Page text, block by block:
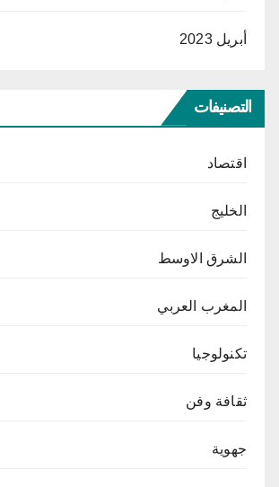
أبريل 2023
التصنيفات
اقتصاد
الخليج
الشرق الاوسط
المغرب العربي
تكنولوجيا
ثقافة وفن
جهوية